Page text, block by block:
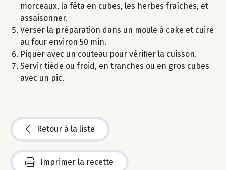
morceaux, la fêta en cubes, les herbes fraîches, et
assaisonner.
Verser la préparation dans un moule à cake et cuire
au four environ 50 min.
Piquer avec un couteau pour vérifier la cuisson.
Servir tiède ou froid, en tranches ou en gros cubes
avec un pic.
Retour à la liste
Imprimer la recette